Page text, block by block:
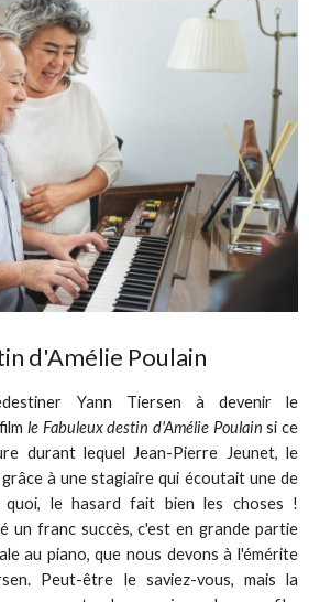
d'Amélie Poulain
Yann Tiersen à devenir le
le Fabuleux destin d'Amélie Poulainsi ce
durant lequel Jean-Pierre Jeunet, le
à une stagiaire qui écoutait une de
quoi, le hasard fait bien les choses !
un franc succès, c'est en grande partie
au piano, que nous devons à l'émérite
Peut-être le saviez-vous, mais la